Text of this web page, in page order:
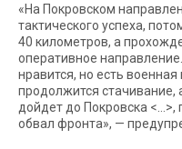
«На Покровском
тактического успеха,
40 километров, а
оперативное
нравится, но есть
продолжится стачивание,
дойдет до Покровска
обвал фронта», —